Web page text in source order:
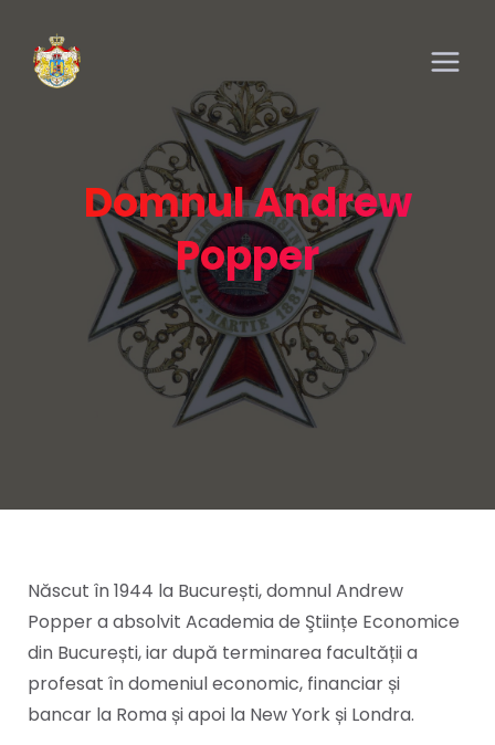
Domnul Andrew
Popper
Născut în 1944 la București, domnul Andrew
Popper a absolvit Academia de Ştiințe Economice
din București, iar după terminarea facultății a
profesat în domeniul economic, financiar și
bancar la Roma și apoi la New York și Londra.